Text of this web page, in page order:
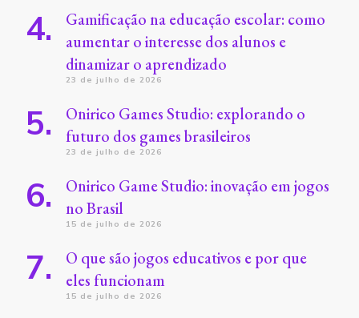
Gamificação na educação escolar: como
aumentar o interesse dos alunos e
dinamizar o aprendizado
23 de julho de 2026
Onirico Games Studio: explorando o
futuro dos games brasileiros
23 de julho de 2026
Onirico Game Studio: inovação em jogos
no Brasil
15 de julho de 2026
O que são jogos educativos e por que
eles funcionam
15 de julho de 2026